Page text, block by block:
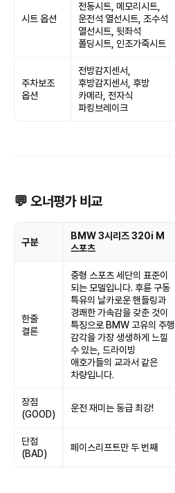
시트 옵션
전동시트, 메모리시트,
운전석 열선시트, 조수석
열선시트, 뒷좌석
폴딩시트, 인조가죽시트
주차보조
옵션
전방감지센서,
후방감지센서, 후방
카메라, 전자식
파킹브레이크
💬 오너평가 비교
구분
BMW 3시리즈 320i M
스포츠
한줄
결론
중형 스포츠 세단의 표준이
되는 모델입니다. 후륜 구동
특유의 날카로운 핸들링과
경쾌한 가속감을 갖춘 것이
특징으로 BMW 고유의 주행
감각을 가장 생생하게 느낄
수 있는, 드라이빙
애호가들의 교과서 같은
차량입니다.
장점
(GOOD)
운전 재미는 동급 최강!
단점
(BAD)
페이스리프트만 두 번째